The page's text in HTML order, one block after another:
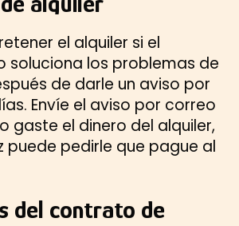
el alquiler si el
soluciona los problemas de
de darle un aviso por
Envíe el aviso por correo
gaste el dinero del alquiler,
puede pedirle que pague al
del contrato de